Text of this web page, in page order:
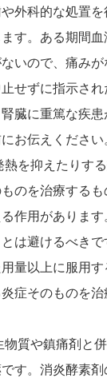
外科的な処置
す。ある期間
いので、痛み
せずに指示され
臓に重篤な疾
お伝えください
を抑えたりす
のを治療する
作用がありま
は避けるべき
量以上に服用
症そのものを
質や鎮痛剤と
す。消炎酵素剤